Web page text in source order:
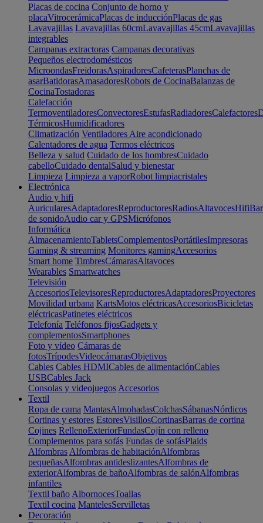
Placas de cocina Conjunto de horno y
placaVitrocerámicaPlacas de inducciónPlacas de gas
Lavavajillas Lavavajillas 60cmLavavajillas 45cmLavavajillas
integrables
Campanas extractoras Campanas decorativas
Pequeños electrodomésticos
MicroondasFreidorasAspiradoresCafeterasPlanchas de
asarBatidorasAmasadoresRobots de CocinaBalanzas de
CocinaTostadoras
Calefacción
TermoventiladoresConvectoresEstufasRadiadoresCalefactores
TérmicosHumidificadores
Climatización Ventiladores Aire acondicionado
Calentadores de agua Termos eléctricos
Belleza y salud Cuidado de los hombresCuidado
cabelloCuidado dentalSalud y bienestar
Limpieza Limpieza a vaporRobot limpiacristales
Electrónica
Audio y hifi
AuricularesAdaptadoresReproductoresRadiosAltavocesHifi
de sonidoAudio car y GPSMicrófonos
Informática
AlmacenamientoTabletsComplementosPortátilesImpresoras
Gaming & streaming Monitores gamingAccesorios
Smart home TimbresCámarasAltavoces
Wearables Smartwatches
Televisión
AccesoriosTelevisoresReproductoresAdaptadoresProyectores
Movilidad urbana KartsMotos eléctricasAccesoriosBicicletas
eléctricasPatinetes eléctricos
Telefonía Teléfonos fijosGadgets y
complementosSmartphones
Foto y vídeo Cámaras de
fotosTrípodesVideocámarasObjetivos
Cables Cables HDMICables de alimentaciónCables
USBCables Jack
Consolas y videojuegos Accesorios
Textil
Ropa de cama MantasAlmohadasColchasSábanasNórdicos
Cortinas y estores EstoresVisillosCortinasBarras de cortina
Cojines RellenoExteriorFundasCojín con relleno
Complementos para sofás Fundas de sofásPlaids
Alfombras Alfombras de habitaciónAlfombras
pequeñasAlfombras antideslizantesAlfombras de
exteriorAlfombras de bañoAlfombras de salónAlfombras
infantiles
Textil baño AlbornocesToallas
Textil cocina MantelesServilletas
Decoración